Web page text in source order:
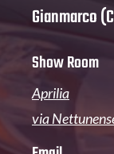
Gianmarco
Show Room
Aprilia
via